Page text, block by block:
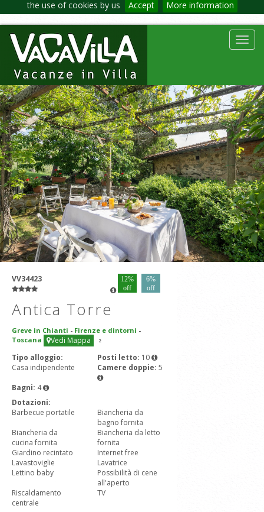
the use of cookies by us Accept More information
VV34423
12%
off
6%
off
Antica Torre
Greve in Chianti - Firenze e dintorni -
Toscana
Vedi Mappa 2
Tipo alloggio:
Casa indipendente
Posti letto: 10
Camere doppie: 5
Bagni: 4
Dotazioni:
Barbecue portatile
Biancheria da
bagno fornita
Biancheria da
cucina fornita
Biancheria da letto
fornita
Giardino recintato
Internet free
Lavastoviglie
Lavatrice
Lettino baby
Possibilità di cene
all'aperto
Riscaldamento
centrale
TV